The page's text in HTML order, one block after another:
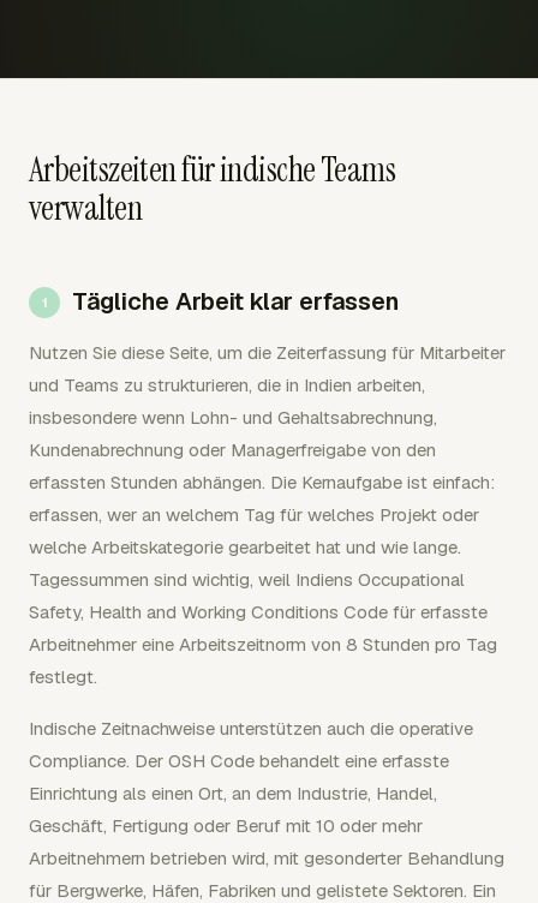
Arbeitszeiten für indische Teams
verwalten
Tägliche Arbeit klar erfassen
Nutzen Sie diese Seite, um die Zeiterfassung für Mitarbeiter
und Teams zu strukturieren, die in Indien arbeiten,
insbesondere wenn Lohn- und Gehaltsabrechnung,
Kundenabrechnung oder Managerfreigabe von den
erfassten Stunden abhängen. Die Kernaufgabe ist einfach:
erfassen, wer an welchem Tag für welches Projekt oder
welche Arbeitskategorie gearbeitet hat und wie lange.
Tagessummen sind wichtig, weil Indiens Occupational
Safety, Health and Working Conditions Code für erfasste
Arbeitnehmer eine Arbeitszeitnorm von 8 Stunden pro Tag
festlegt.
Indische Zeitnachweise unterstützen auch die operative
Compliance. Der OSH Code behandelt eine erfasste
Einrichtung als einen Ort, an dem Industrie, Handel,
Geschäft, Fertigung oder Beruf mit 10 oder mehr
Arbeitnehmern betrieben wird, mit gesonderter Behandlung
für Bergwerke, Häfen, Fabriken und gelistete Sektoren. Ein